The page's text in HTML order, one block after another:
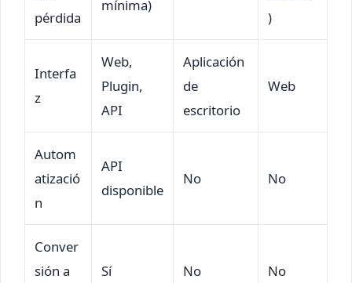
pérdida
mínima)
)
Interfa
z
Web,
Plugin,
API
Aplicación
de
escritorio
Web
Autom
atizació
n
API
disponible
No No
Conver
sión a
Sí No No